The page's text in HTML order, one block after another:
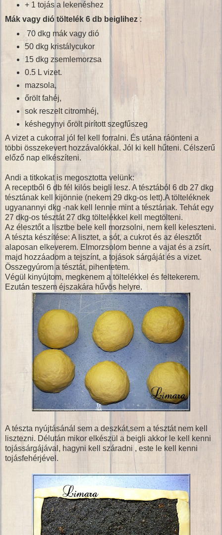
+ 1 tojás a lekenéshez
Mák vagy dió töltelék 6 db beiglihez :
70 dkg mák vagy dió
50 dkg kristálycukor
15 dkg zsemlemorzsa
0.5 L vizet.
mazsola,
őrölt fahéj,
sok reszelt citromhéj,
késhegynyi őrölt pirított szegfűszeg
A vizet a cukorral jól fel kell forralni. És utána ráönteni a
többi összekevert hozzávalókkal. Jól ki kell hűteni. Célszerű
előző nap elkészíteni.
Andi a titkokat is megosztotta velünk:
A receptből 6 db fél kilós beigli lesz. A tésztából 6 db 27 dkg
tésztának kell kijönnie (nekem 29 dkg-os lett).A tölteléknek
ugyanannyi dkg -nak kell lennie mint a tésztának. Tehát egy
27 dkg-os tésztát 27 dkg töltelékkel kell megtölteni.
Az élesztőt a lisztbe bele kell morzsolni, nem kell keleszteni.
A tészta készítése: A lisztet, a sót, a cukrot és az élesztőt
alaposan elkeverem. Elmorzsolom benne a vajat és a zsírt,
majd hozzáadom a tejszínt, a tojások sárgáját és a vizet.
Összegyúrom a tésztát, pihentetem.
Végül kinyújtom, megkenem a töltelékkel és feltekerem.
Ezután teszem éjszakára hűvös helyre.
A tészta nyújtásánál sem a deszkát,sem a tésztát nem kell
lisztezni. Délután mikor elkészül a beigli akkor le kell kenni
tojássárgájával, hagyni kell száradni , este le kell kenni
tojásfehérjével.